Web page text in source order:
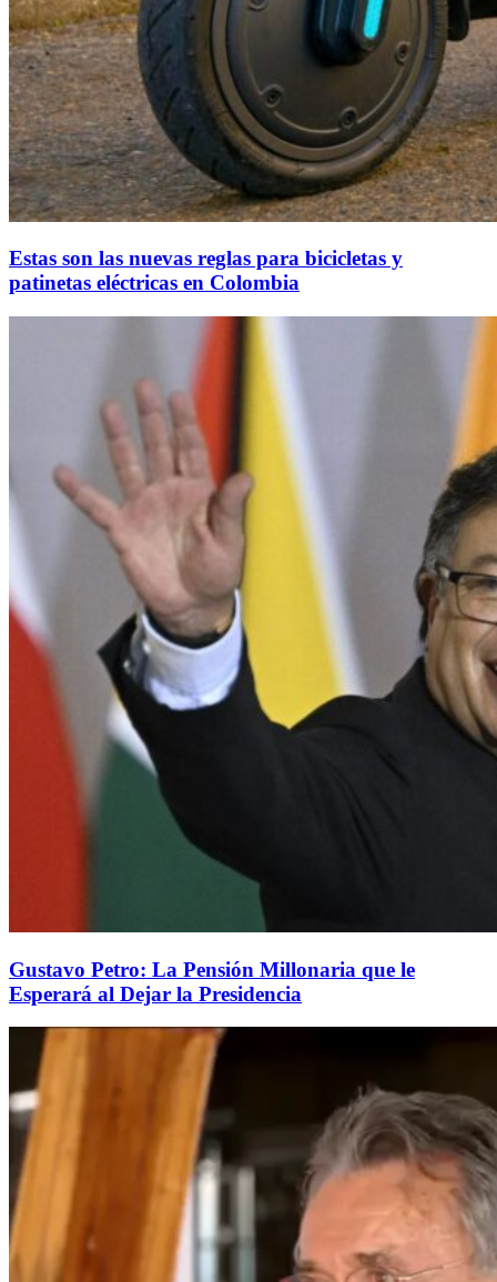
Estas son las nuevas reglas para bicicletas y
patinetas eléctricas en Colombia
Gustavo Petro: La Pensión Millonaria que le
Esperará al Dejar la Presidencia